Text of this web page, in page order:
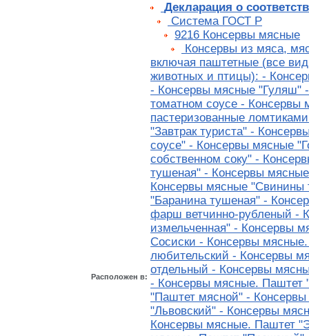
Расположен в:
Декларация о
Cистема ГОСТ Р
9216 Консервы мясные
Консервы из мяса,
включая паштетные (все
животных и птицы): -
- Консервы мясные "Гуляш"
томатном соусе - Консервы
пастеризованные
"Завтрак туриста" -
соусе" - Консервы мясные
собственном соку" -
тушеная" - Консервы
Консервы мясные
"Баранина тушеная" -
фарш ветчинно-рубленый -
измельченная" - Консервы
Сосиски - Консервы
любительский - Консервы
отдельный - Консервы
- Консервы мясные. Паштет
"Паштет мясной" -
"Львовский" - Консервы
Консервы мясные. Паштет